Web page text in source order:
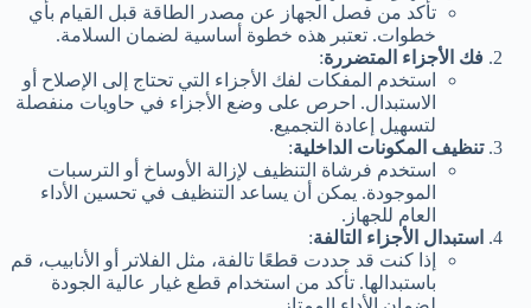
تأكد من فصل الجهاز عن مصدر الطاقة قبل القيام بأي
خطوات. تعتبر هذه خطوة أساسية لضمان السلامة.
فك الأجزاء المتضررة:
استخدم المفكات لفك الأجزاء التي تحتاج إلى الإصلاح أو
الاستبدال. احرص على وضع الأجزاء في حاويات منفصلة
لتسهيل إعادة التجميع.
تنظيف المكونات الداخلية:
استخدم فرشاة التنظيف لإزالة الأوساخ أو الترسبات
الموجودة. يمكن أن يساعد التنظيف في تحسين الأداء
العام للجهاز.
استبدال الأجزاء التالفة:
إذا كنت قد حددت قطعًا تالفة، مثل الفلاتر أو الأنابيب، قم
باستبدالها. تأكد من استخدام قطع غيار عالية الجودة